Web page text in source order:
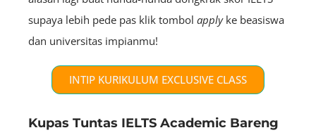
supaya lebih pede pas klik tombol applyke beasiswa
dan universitas impianmu!
INTIP KURIKULUM EXCLUSIVE CLASS
Kupas Tuntas IELTS Academic Bareng